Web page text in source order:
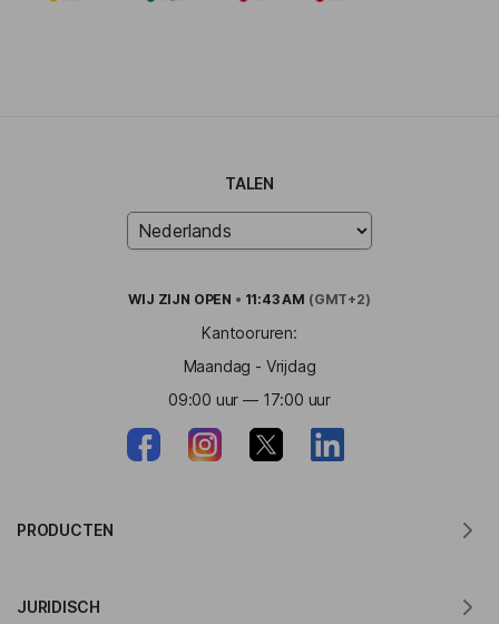
TALEN
WIJ ZIJN OPEN • 11:43 AM (GMT+2)
Kantooruren:
Maandag - Vrijdag
09:00 uur — 17:00 uur
PRODUCTEN
JURIDISCH